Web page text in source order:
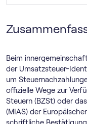
Beim
der Umsatzsteuer-
um
offizielle Wege zur
Steuern (BZSt) oder
(MIAS) der